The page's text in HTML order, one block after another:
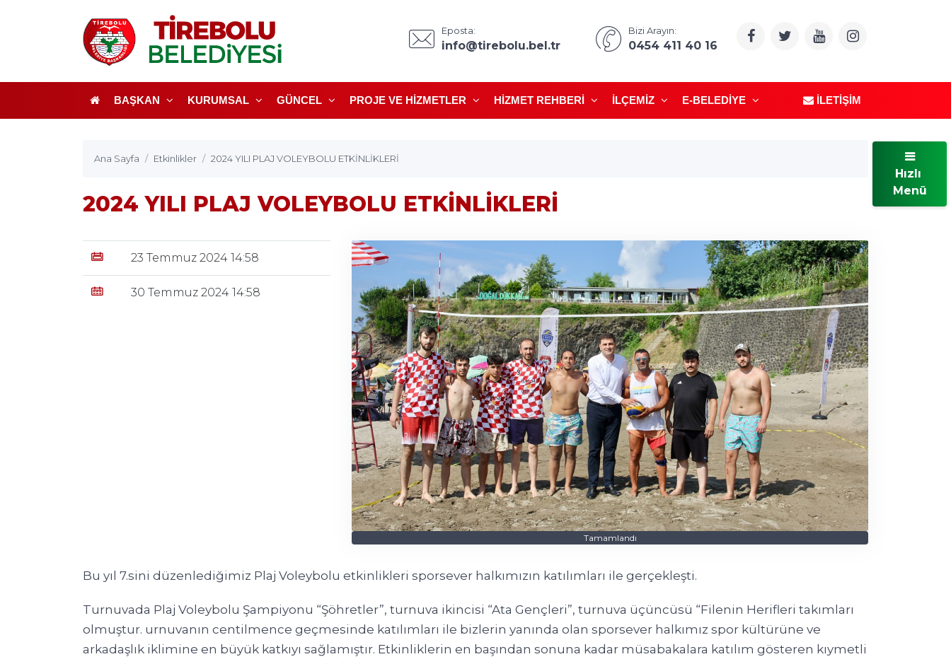
Eposta:
info@tirebolu.bel.tr
Bizi Arayın:
0454 411 40 16
BAŞKAN KURUMSAL GÜNCEL PROJE VE HIZMETLER HIZMET REHBERI İLÇEMIZ E-BELEDIYE İLETIŞIM
Ana Sayfa Etkinlikler 2024 YILI PLAJ VOLEYBOLU ETKİNLİKLERİ
2024 YILI PLAJ VOLEYBOLU ETKİNLİKLERİ
23 Temmuz 2024 14:58
30 Temmuz 2024 14:58
Tamamlandı
Bu yıl 7.sini düzenlediğimiz Plaj Voleybolu etkinlikleri sporsever halkımızın katılımları ile gerçekleşti.
Turnuvada Plaj Voleybolu Şampiyonu “Şöhretler”, turnuva ikincisi “Ata Gençleri”, turnuva üçüncüsü “Filenin Herifleri takımları
olmuştur. urnuvanın centilmence geçmesinde katılımları ile bizlerin yanında olan sporsever halkımız spor kültürüne ve
arkadaşlık iklimine en büyük katkıyı sağlamıştır. Etkinliklerin en başından sonuna kadar müsabakalara katılım gösteren kıymetli
Hızlı
Menü